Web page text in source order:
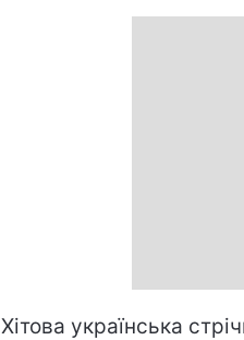
Хітова українська